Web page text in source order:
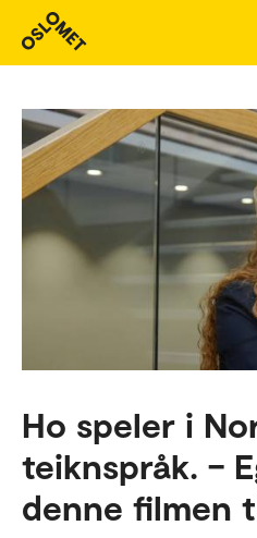
Ho speler i
teiknspråk. –
denne filmen